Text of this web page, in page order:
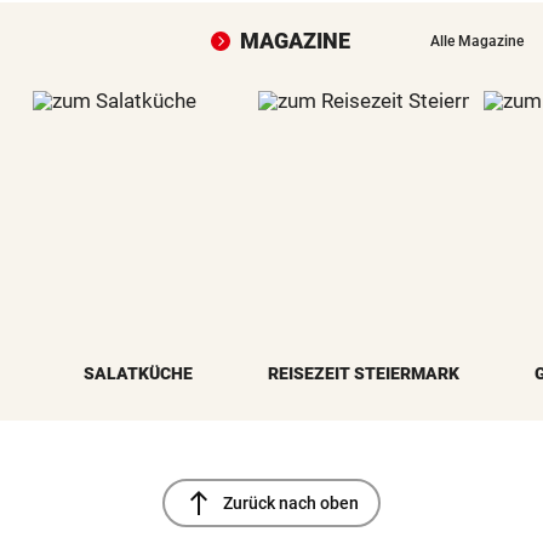
MAGAZINE Alle Magazine
SALATKÜCHE REISEZEIT STEIERMARK
north Zurück nach oben